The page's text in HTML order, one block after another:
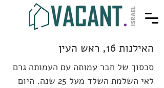
האילנות 16, ראש העין
סכסוך של חבר עמותה עם העמותה גרם
לאי השלמת השלד מעל 25 שנה. היום